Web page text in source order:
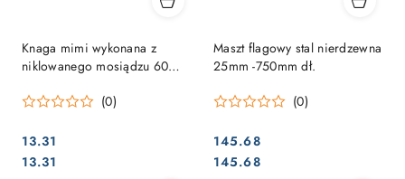
Knaga mimi wykonana z
niklowanego mosiądzu 60
(0)
Cena:
13.31
Cena:
13.31
Maszt flagowy stal nierdzewna
25mm -750mm dł.
(0)
Cena:
145.68
Cena:
145.68